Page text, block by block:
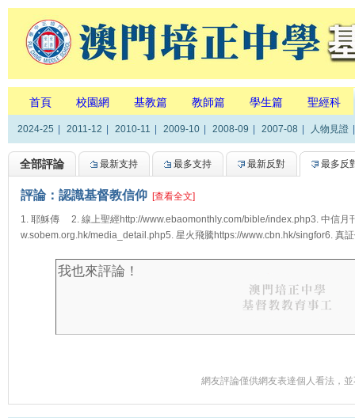
首頁 校園網 基教篇 教師篇 學生篇 聖經科
2024-25 2011-12 2010-11 2009-10 2008-09 2007-08 人物見證
全部評論 最新支持 最多支持 最新反對 最多反
評論：認識基督教信仰 [查看全文]
1. 耶穌傳 2. 線上聖經http://www.ebaomonthly.com/bible/index.php3. 中信月
w.sobem.org.hk/media_detail.php5. 星火飛騰https://www.cbn.hk/singfor6. 真
網友評論僅供網友表達個人看法，